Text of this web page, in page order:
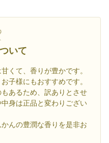
いて
くて、香りが豊かです。
子様にもおすすめです。
あるため、訳ありとさせ
身は正品と変わりござい
んの豊潤な香りを是非お